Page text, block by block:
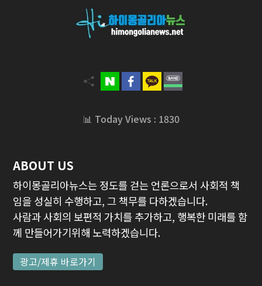
📊 Today Views : 1830
ABOUT US
하이몽골리아뉴스는 정도를 걷는 언론으로서 사회적 책
임을 성실히 수행하고, 그 책무를 다하겠습니다.
사람과 사회의 보편적 가치를 추가하고, 행복한 미래를 함
께 만들어가기위해 노력하겠습니다.
광고/제휴 바로가기